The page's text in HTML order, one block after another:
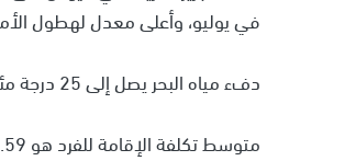
في يوليو، وأعلى معدل لهطول الأمطار هو 89
دفء مياه البحر يصل إلى 25 درجة مئوية في أغسطس، وتضم 228 شاطئًا.
متوسط تكلفة الإقامة للفرد هو 210.59 دولار، والتقييم الإجمالي 9.31/10.